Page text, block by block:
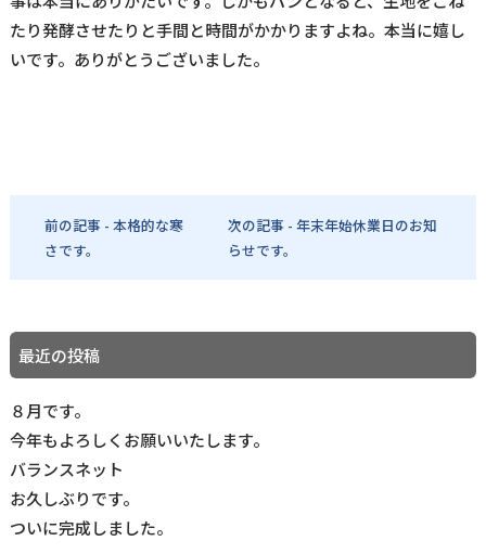
たり発酵させたりと手間と時間がかかりますよね。本当に嬉し
いです。ありがとうございました。
前の記事 - 本格的な寒
さです。
次の記事 - 年末年始休業日のお知
らせです。
最近の投稿
８月です。
今年もよろしくお願いいたします。
バランスネット
お久しぶりです。
ついに完成しました。